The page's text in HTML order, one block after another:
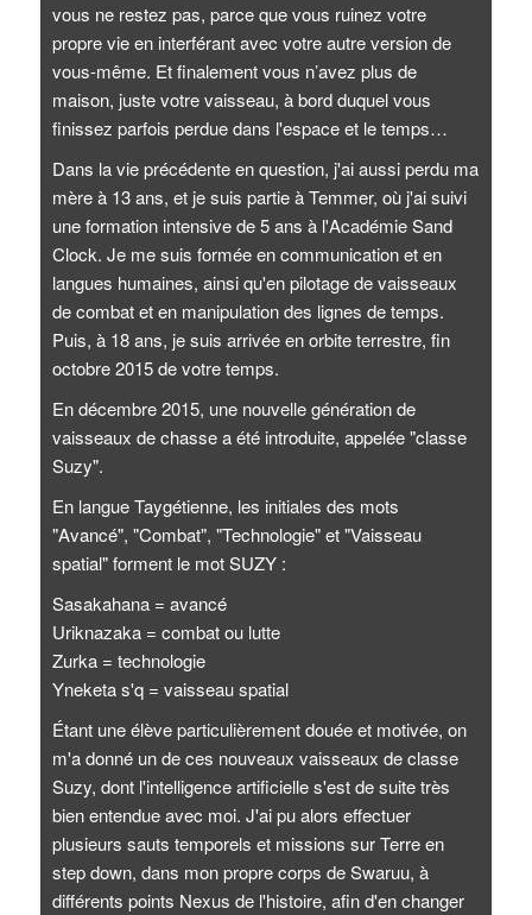
vous ne restez pas, parce que vous ruinez votre
propre vie en interférant avec votre autre version de
vous-même. Et finalement vous n’avez plus de
maison, juste votre vaisseau, à bord duquel vous
finissez parfois perdue dans l'espace et le temps…
Dans la vie précédente en question, j'ai aussi perdu ma
mère à 13 ans, et je suis partie à Temmer, où j'ai suivi
une formation intensive de 5 ans à l'Académie Sand
Clock. Je me suis formée en communication et en
langues humaines, ainsi qu'en pilotage de vaisseaux
de combat et en manipulation des lignes de temps.
Puis, à 18 ans, je suis arrivée en orbite terrestre, fin
octobre 2015 de votre temps.
En décembre 2015, une nouvelle génération de
vaisseaux de chasse a été introduite, appelée "classe
Suzy".
En langue Taygétienne, les initiales des mots
"Avancé", "Combat", "Technologie" et "Vaisseau
spatial" forment le mot SUZY :
Sasakahana = avancé
Uriknazaka = combat ou lutte
Zurka = technologie
Yneketa s'q = vaisseau spatial
Étant une élève particulièrement douée et motivée, on
m'a donné un de ces nouveaux vaisseaux de classe
Suzy, dont l'intelligence artificielle s'est de suite très
bien entendue avec moi. J'ai pu alors effectuer
plusieurs sauts temporels et missions sur Terre en
step down, dans mon propre corps de Swaruu, à
différents points Nexus de l'histoire, afin d'en changer